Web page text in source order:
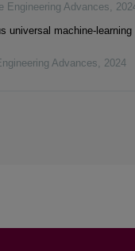
Engineering Advances,
universal machine-learning
Advances, 2024